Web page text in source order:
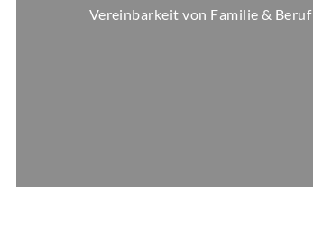
Vereinbarkeit von Familie & Beruf